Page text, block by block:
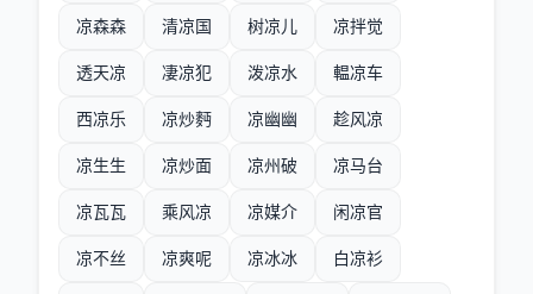
凉森森 清凉国 树凉儿 凉拌觉
透天凉 凄凉犯 泼凉水 輼凉车
西凉乐 凉炒麪 凉幽幽 趁风凉
凉生生 凉炒面 凉州破 凉马台
凉瓦瓦 乘风凉 凉媒介 闲凉官
凉不丝 凉爽呢 凉冰冰 白凉衫